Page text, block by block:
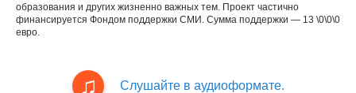
образования и других жизненно важных тем. Проект частично
финансируется Фондом поддержки СМИ. Сумма поддержки — 13 \0\0\0
евро.
Слушайте в аудиоформате.